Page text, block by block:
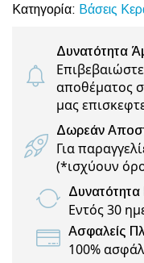
Κατηγορία: Βάσεις
Δυνατότητα
αποθέματος
μας
Δωρεάν
Για
(*ισχύουν
Εντός 30
Ασφαλείς
100%